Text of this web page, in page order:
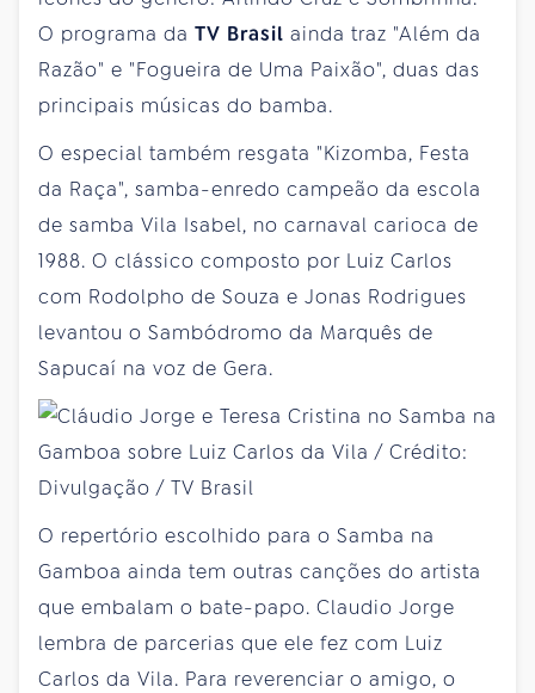
O programa da TV Brasil ainda traz "Além da
Razão" e "Fogueira de Uma Paixão", duas das
principais músicas do bamba.
O especial também resgata "Kizomba, Festa
da Raça", samba-enredo campeão da escola
de samba Vila Isabel, no carnaval carioca de
1988. O clássico composto por Luiz Carlos
com Rodolpho de Souza e Jonas Rodrigues
levantou o Sambódromo da Marquês de
Sapucaí na voz de Gera.
O repertório escolhido para o Samba na
Gamboa ainda tem outras canções do artista
que embalam o bate-papo. Claudio Jorge
lembra de parcerias que ele fez com Luiz
Carlos da Vila. Para reverenciar o amigo, o